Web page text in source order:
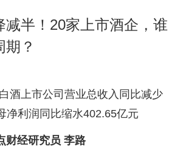
减半！20家上市酒企，谁
？
酒上市公司营业总收入同比减少
净利润同比缩水402.65亿元
财经研究员 李路